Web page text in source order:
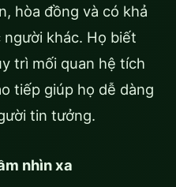
hòa đồng và có khả
khác. Họ biết
trì mối quan hệ tích
tiếp giúp họ dễ dàng
tin tưởng.
nhìn xa